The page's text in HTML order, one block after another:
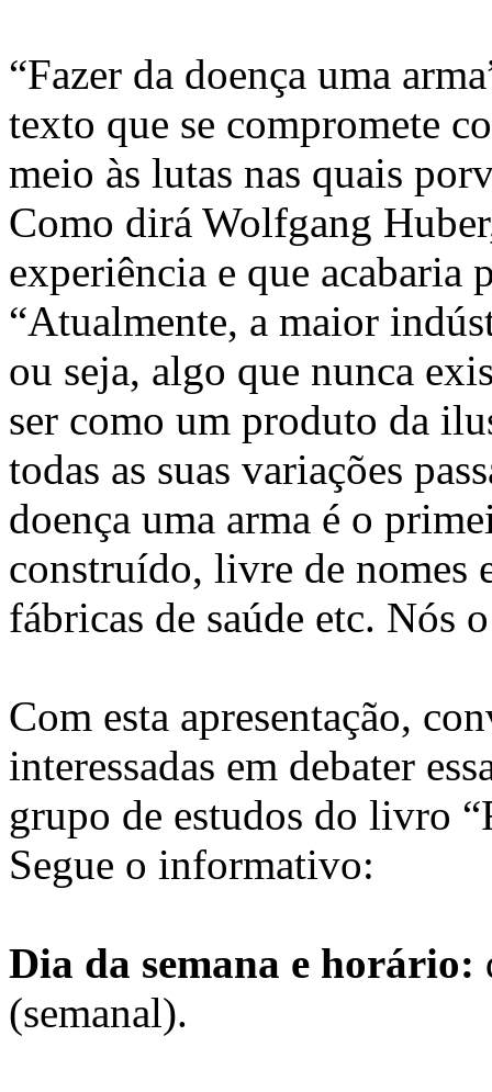
“Fazer da doença uma
texto que se compromete
meio às lutas nas quais
Como dirá Wolfgang
experiência e que acabaria
“Atualmente, a maior
ou seja, algo que nunca
ser como um produto da
todas as suas variações
doença uma arma é o
construído, livre de nomes
fábricas de saúde etc. Nós
Com esta apresentação,
interessadas em debater
grupo de estudos do livro
Segue o informativo:
Dia da semana e horário:
(semanal).